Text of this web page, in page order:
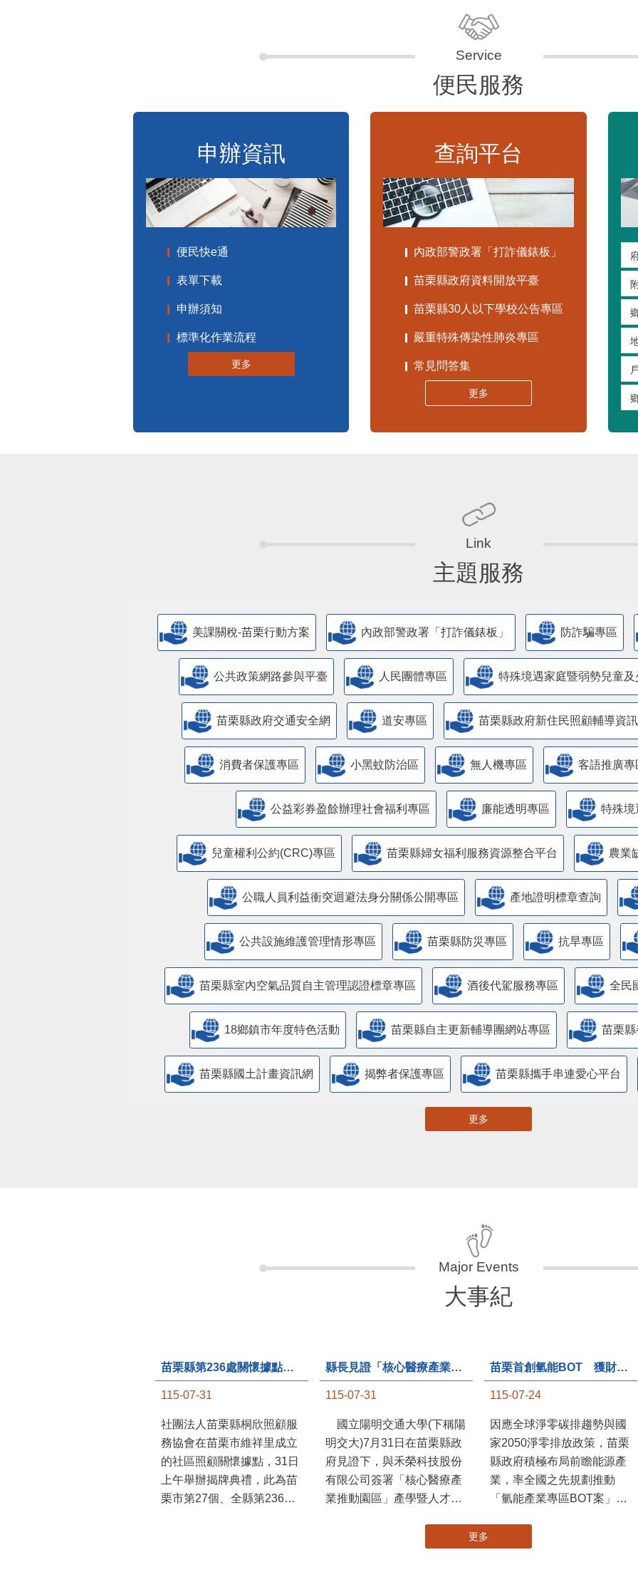
便民服務
申辦資訊
便民快e通
表單下載
申辦須知
標準化作業流程
更多
查詢平台
內政部警政署「打詐儀錶板」
苗栗縣政府資料開放平臺
苗栗縣30人以下學校公告專區
嚴重特殊傳染性肺炎專區
常見問答集
更多
主題服務
美課關稅-苗栗行動方案 內政部警政署「打詐儀錶板」 防詐騙專區
公共政策網路參與平臺 人民團體專區 特殊境遇家庭暨弱勢兒童
苗栗縣政府交通安全網 道安專區 苗栗縣政府新住民照顧輔導資
消費者保護專區 小黑蚊防治區 無人機專區 客語推廣專
公益彩券盈餘辦理社會福利專區 廉能透明專區 特殊境
兒童權利公約(CRC)專區 苗栗縣婦女福利服務資源整合平台 農業
公職人員利益衝突迴避法身分關係公開專區 產地證明標章查詢
​公共設施維護管理情形專區 苗栗縣防災專區 抗旱專區
苗栗縣室內空氣品質自主管理認證標章專區 酒後代駕服務專區 全民
18鄉鎮市年度特色活動 苗栗縣自主更新輔導團網站專區 苗栗
苗栗縣國土計畫資訊網 揭弊者保護專區 苗栗縣攜手串連愛心平台
更多
大事紀
苗栗縣第236處關懷據點在苗栗市維祥里揭牌
115-07-31
社團法人苗栗縣桐欣照顧服
縣長見證「核心醫療產業推動園區」產學合作簽約儀式
115-07-31
國立陽明交通大學(下稱陽
明交大)7月31日在苗栗縣政
府見證下，與禾榮科技股份
有限公司簽署「核心醫療產
業推動園區」產學暨人才培
苗栗首創氫能BOT 獲財政部「突破之翼」肯定
115-07-24
因應全球淨零碳排趨勢與國
家2050淨零排放政策，苗栗
縣政府積極布局前瞻能源產
業，率全國之先規劃推動
「氫能產業專區BOT案」，